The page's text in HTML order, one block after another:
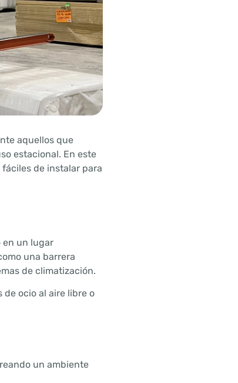
aquellos que
estacional. En este
de instalar para
en un lugar
una barrera
de climatización.
de ocio al aire libre o
un ambiente